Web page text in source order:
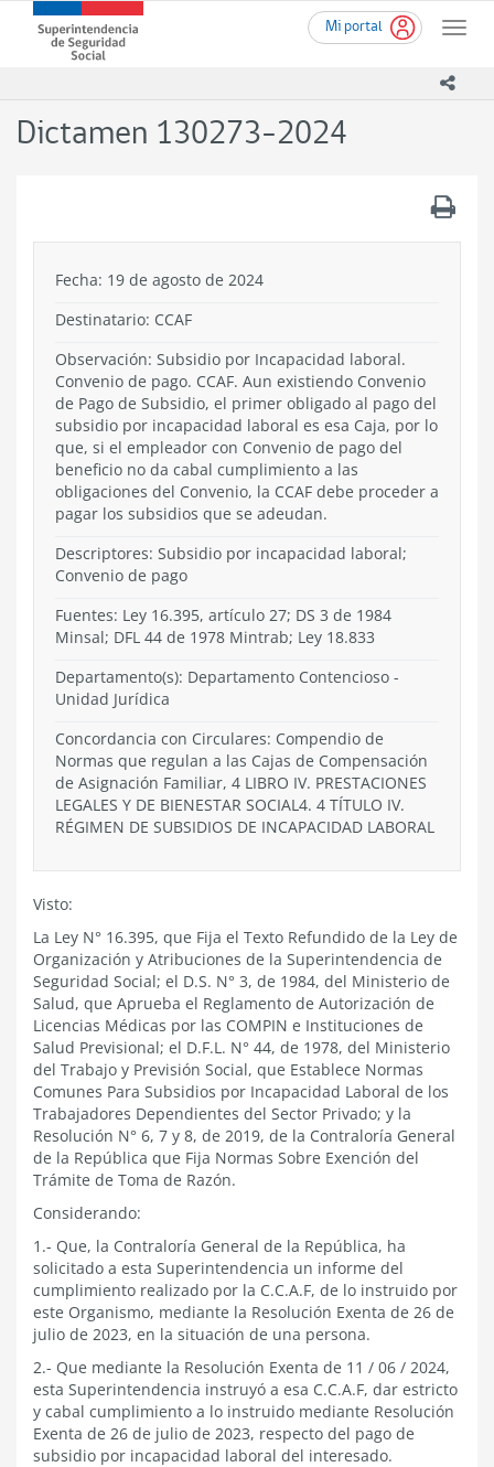
contenido
Mi portal
Toggle
Superintendencia
de
-
Dictamen 130273-2024
Fecha: 19 de agosto de 2024
Destinatario: CCAF
Observación: Subsidio por Incapacidad laboral.
Convenio de pago. CCAF. Aun existiendo Convenio
de Pago de Subsidio, el primer obligado al pago del
subsidio por incapacidad laboral es esa Caja, por lo
que, si el empleador con Convenio de pago del
beneficio no da cabal cumplimiento a las
obligaciones del Convenio, la CCAF debe proceder a
pagar los subsidios que se adeudan.
Descriptores: Subsidio por incapacidad laboral;
Convenio de pago
Fuentes: Ley 16.395, artículo 27; DS 3 de 1984
Minsal; DFL 44 de 1978 Mintrab; Ley 18.833
Departamento(s): Departamento Contencioso -
Unidad Jurídica
Concordancia con Circulares: Compendio de
Normas que regulan a las Cajas de Compensación
de Asignación Familiar, 4 LIBRO IV. PRESTACIONES
LEGALES Y DE BIENESTAR SOCIAL4. 4 TÍTULO IV.
RÉGIMEN DE SUBSIDIOS DE INCAPACIDAD LABORAL
Visto:
La Ley N° 16.395, que Fija el Texto Refundido de la Ley de
Organización y Atribuciones de la Superintendencia de
Seguridad Social; el D.S. N° 3, de 1984, del Ministerio de
Salud, que Aprueba el Reglamento de Autorización de
Licencias Médicas por las COMPIN e Instituciones de
Salud Previsional; el D.F.L. N° 44, de 1978, del Ministerio
del Trabajo y Previsión Social, que Establece Normas
Comunes Para Subsidios por Incapacidad Laboral de los
Trabajadores Dependientes del Sector Privado; y la
Resolución N° 6, 7 y 8, de 2019, de la Contraloría General
de la República que Fija Normas Sobre Exención del
Trámite de Toma de Razón.
Considerando:
1.- Que, la Contraloría General de la República, ha
solicitado a esta Superintendencia un informe del
cumplimiento realizado por la C.C.A.F, de lo instruido por
este Organismo, mediante la Resolución Exenta de 26 de
julio de 2023, en la situación de una persona.
2.- Que mediante la Resolución Exenta de 11 / 06 / 2024,
esta Superintendencia instruyó a esa C.C.A.F, dar estricto
y cabal cumplimiento a lo instruido mediante Resolución
Exenta de 26 de julio de 2023, respecto del pago de
subsidio por incapacidad laboral del interesado.